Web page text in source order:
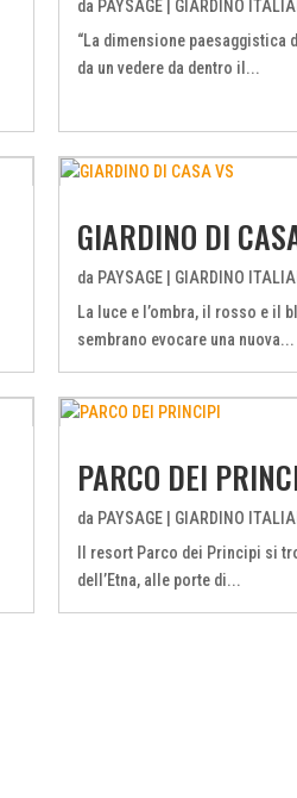
da PAYSAGE | GIARDINO
“La dimensione paesaggistica
da un vedere da dentro il...
GIARDINO DI
da PAYSAGE | GIARDINO
La luce e l’ombra, il rosso e il
sembrano evocare una nuova...
PARCO DEI
da PAYSAGE | GIARDINO
Il resort Parco dei Principi si
dell’Etna, alle porte di...